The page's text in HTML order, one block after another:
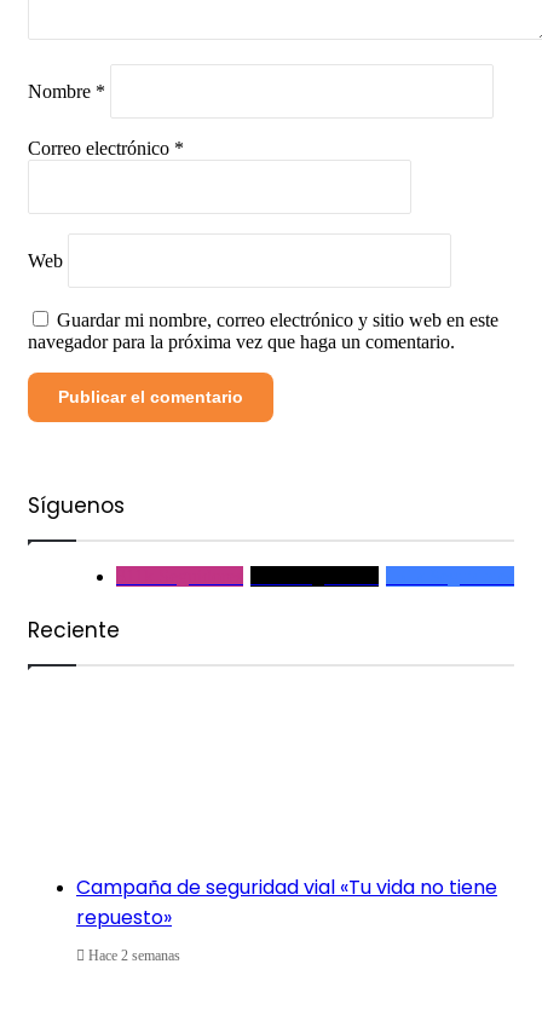
Nombre *
Correo electrónico *
Web
Guardar mi nombre, correo electrónico y sitio web en este
navegador para la próxima vez que haga un comentario.
Síguenos
Reciente
Campaña de seguridad vial «Tu vida no tiene
repuesto»
Hace 2 semanas